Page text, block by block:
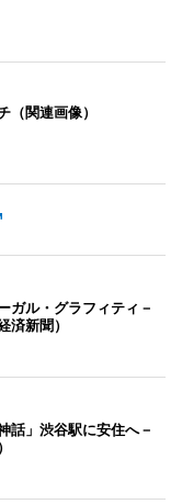
（関連画像）
ガル・グラフィティ－
済新聞）
話」渋谷駅に安住へ－